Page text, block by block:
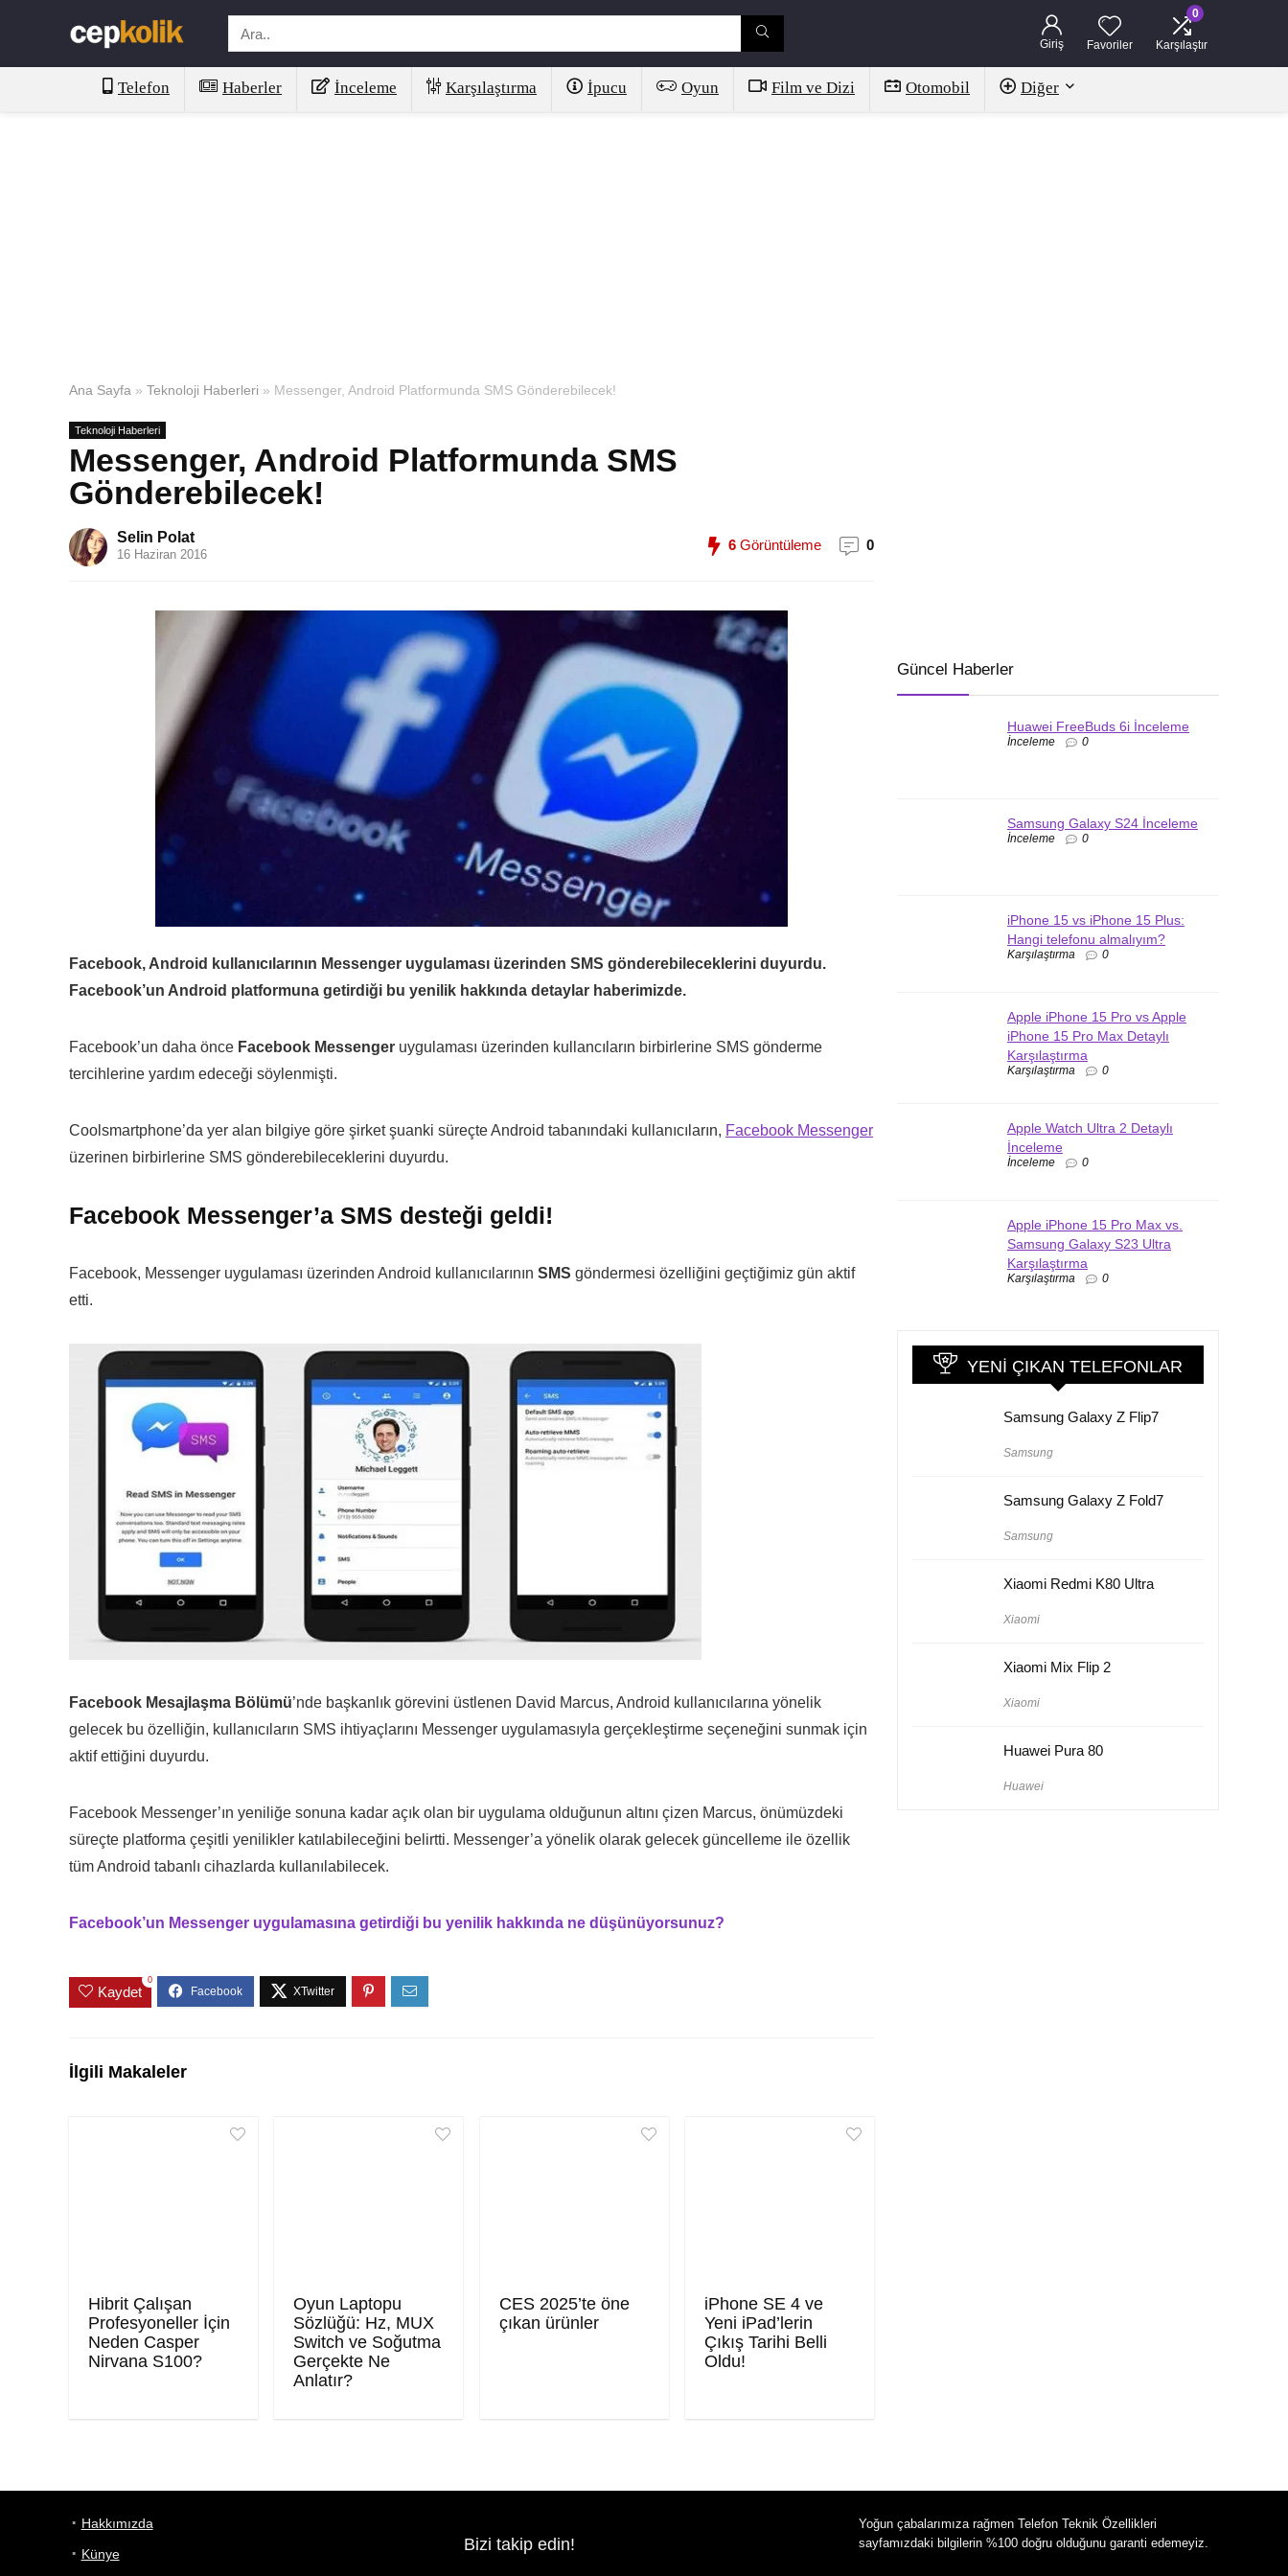
Giriş Favoriler
0
Karşılaştır
Telefon Haberler İnceleme Karşılaştırma İpucu Oyun Film ve Dizi Otomobil Diğer
Ana Sayfa » Teknoloji Haberleri » Messenger, Android Platformunda SMS Gönderebilecek!
Teknoloji Haberleri
Messenger, Android Platformunda SMS
Gönderebilecek!
Selin Polat
16 Haziran 2016
6 Görüntüleme 0
Facebook, Android kullanıcılarının Messenger uygulaması üzerinden SMS gönderebileceklerini duyurdu.
Facebook’un Android platformuna getirdiği bu yenilik hakkında detaylar haberimizde.
Facebook’un daha önce Facebook Messenger uygulaması üzerinden kullancıların birbirlerine SMS gönderme
tercihlerine yardım edeceği söylenmişti.
Coolsmartphone’da yer alan bilgiye göre şirket şuanki süreçte Android tabanındaki kullanıcıların, Facebook Messenger
üzerinen birbirlerine SMS gönderebileceklerini duyurdu.
Facebook Messenger’a SMS desteği geldi!
Facebook, Messenger uygulaması üzerinden Android kullanıcılarının SMS göndermesi özelliğini geçtiğimiz gün aktif
etti.
Facebook Mesajlaşma Bölümü’nde başkanlık görevini üstlenen David Marcus, Android kullanıcılarına yönelik
gelecek bu özelliğin, kullanıcıların SMS ihtiyaçlarını Messenger uygulamasıyla gerçekleştirme seçeneğini sunmak için
aktif ettiğini duyurdu.
Facebook Messenger’ın yeniliğe sonuna kadar açık olan bir uygulama olduğunun altını çizen Marcus, önümüzdeki
süreçte platforma çeşitli yenilikler katılabileceğini belirtti. Messenger’a yönelik olarak gelecek güncelleme ile özellik
tüm Android tabanlı cihazlarda kullanılabilecek.
Facebook’un Messenger uygulamasına getirdiği bu yenilik hakkında ne düşünüyorsunuz?
Kaydet
0
İlgili Makaleler
Hibrit Çalışan
Profesyoneller İçin
Neden Casper
Nirvana S100?
Oyun Laptopu
Sözlüğü: Hz, MUX
Switch ve Soğutma
Gerçekte Ne
Anlatır?
CES 2025’te öne
çıkan ürünler
iPhone SE 4 ve
Yeni iPad’lerin
Çıkış Tarihi Belli
Oldu!
Güncel Haberler
Huawei FreeBuds 6i İnceleme
İnceleme 0
Samsung Galaxy S24 İnceleme
İnceleme 0
iPhone 15 vs iPhone 15 Plus:
Hangi telefonu almalıyım?
Karşılaştırma 0
Apple iPhone 15 Pro vs Apple
iPhone 15 Pro Max Detaylı
Karşılaştırma
Karşılaştırma 0
Apple Watch Ultra 2 Detaylı
İnceleme
İnceleme 0
Apple iPhone 15 Pro Max vs.
Samsung Galaxy S23 Ultra
Karşılaştırma
Karşılaştırma 0
YENI ÇIKAN TELEFONLAR
Samsung Galaxy Z Flip7
Samsung
Samsung Galaxy Z Fold7
Samsung
Xiaomi Redmi K80 Ultra
Xiaomi
Xiaomi Mix Flip 2
Xiaomi
Huawei Pura 80
Huawei
Hakkımızda
Künye
Bizi takip edin!
Yoğun çabalarımıza rağmen Telefon Teknik Özellikleri
sayfamızdaki bilgilerin %100 doğru olduğunu garanti edemeyiz.